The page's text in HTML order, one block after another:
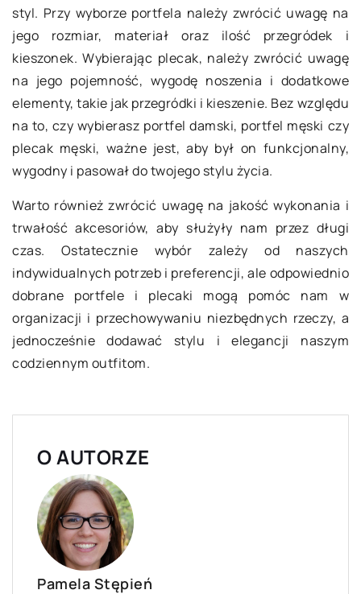
styl. Przy wyborze portfela należy zwrócić uwagę na
jego rozmiar, materiał oraz ilość przegródek i
kieszonek. Wybierając plecak, należy zwrócić uwagę
na jego pojemność, wygodę noszenia i dodatkowe
elementy, takie jak przegródki i kieszenie. Bez względu
na to, czy wybierasz portfel damski, portfel męski czy
plecak męski, ważne jest, aby był on funkcjonalny,
wygodny i pasował do twojego stylu życia.
Warto również zwrócić uwagę na jakość wykonania i
trwałość akcesoriów, aby służyły nam przez długi
czas. Ostatecznie wybór zależy od naszych
indywidualnych potrzeb i preferencji, ale odpowiednio
dobrane portfele i plecaki mogą pomóc nam w
organizacji i przechowywaniu niezbędnych rzeczy, a
jednocześnie dodawać stylu i elegancji naszym
codziennym outfitom.
O AUTORZE
Pamela Stępień